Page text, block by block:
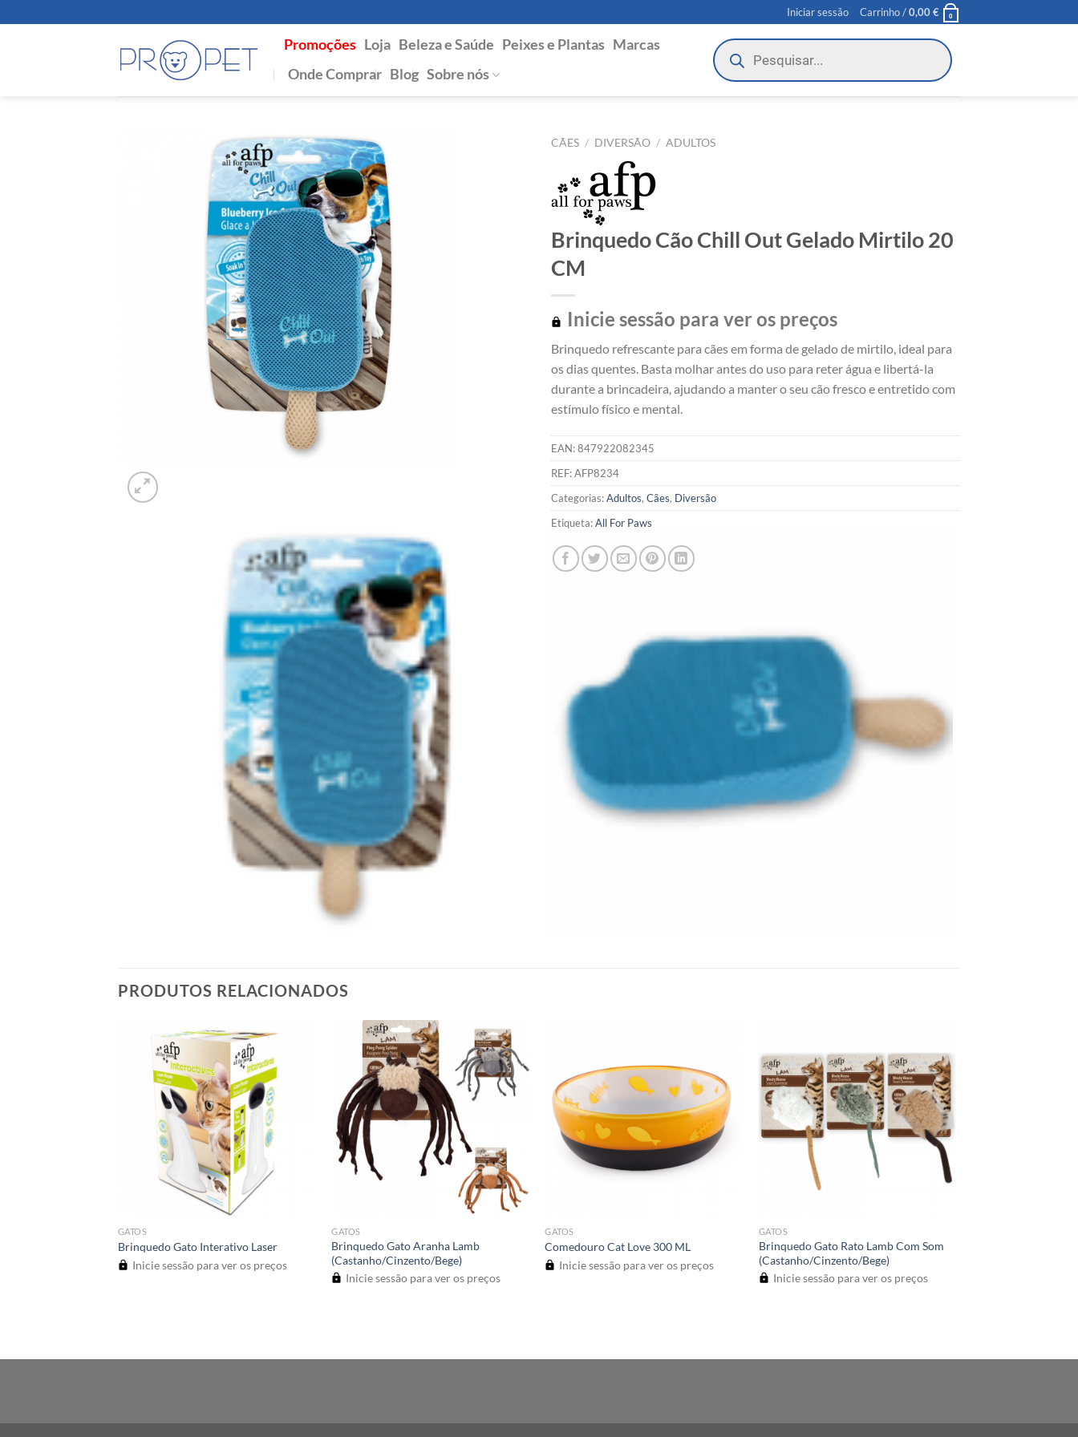
to
Iniciar sessão Carrinho /0,00€ 0
Promoções Loja Beleza e Saúde Peixes e Plantas Marcas
Onde Comprar Blog Sobre nós
Products
search
CÃES / DIVERSÃO / ADULTOS
Brinquedo Cão Chill Out Gelado Mirtilo 20
CM
Inicie sessão para ver os preços
Brinquedo refrescante para cães em forma de gelado de mirtilo, ideal para
os dias quentes. Basta molhar antes do uso para reter água e libertá-la
durante a brincadeira, ajudando a manter o seu cão fresco e entretido com
estímulo físico e mental.
EAN:847922082345
REF:AFP8234
Categorias:Adultos, Cães, Diversão
Etiqueta:All For Paws
PRODUTOS RELACIONADOS
GATOS
Brinquedo Gato Interativo Laser
Inicie sessão para ver os preços
GATOS
Brinquedo Gato Aranha Lamb
(Castanho/Cinzento/Bege)
Inicie sessão para ver os preços
GATOS
Comedouro Cat Love 300 ML
Inicie sessão para ver os preços
GATOS
Brinquedo Gato Rato Lamb Com Som
(Castanho/Cinzento/Bege)
Inicie sessão para ver os preços